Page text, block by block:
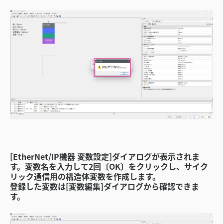
[EtherNet/IP機器 変数設定]ダイアログが表示されま
す。変数名を入力して2回〔OK〕をクリックし、サイク
リック通信用の構造体変数を作成します。
登録した変数は[変数編集]ダイアログから確認できま
す。